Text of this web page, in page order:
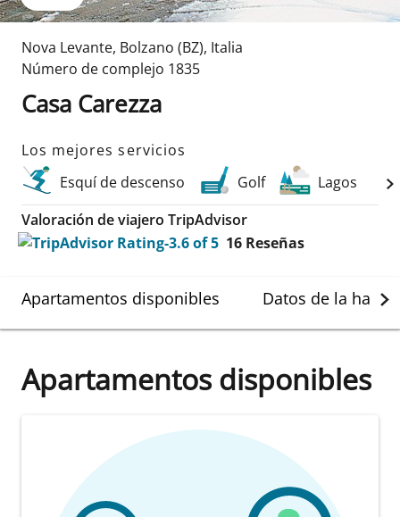
Nova Levante, Bolzano (BZ), Italia
Número de complejo 1835
Casa Carezza
Los mejores servicios
Esquí de descenso
Golf
Lagos
Valoración de viajero TripAdvisor
16 Reseñas
Apartamentos disponibles Datos de la
Apartamentos disponibles